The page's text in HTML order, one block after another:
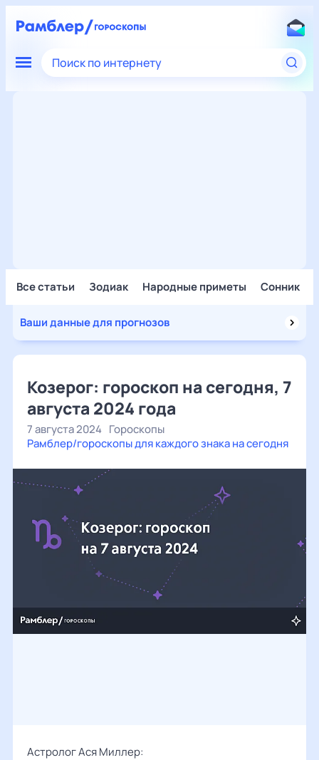
Поиск по интернету
Все статьи Зодиак Народные приметы Сонник
Ваши данные для прогнозов
Козерог: гороскоп на сегодня, 7
августа 2024 года
7 августа 2024 Гороскопы
Рамблер/гороскопы для каждого знака на сегодня
Астролог Ася Миллер: